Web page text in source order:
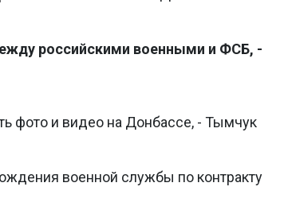
российскими военными и ФСБ, -
фото и видео на Донбассе, - Тымчук
военной службы по контракту